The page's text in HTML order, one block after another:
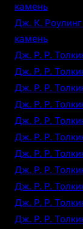
камень
Дж. К.
камень
Дж. Р. Р.
Дж. Р. Р.
Дж. Р. Р.
Дж. Р. Р.
Дж. Р. Р.
Дж. Р. Р.
Дж. Р. Р.
Дж. Р. Р.
Дж. Р. Р.
Дж. Р. Р.
Дж. Р. Р.